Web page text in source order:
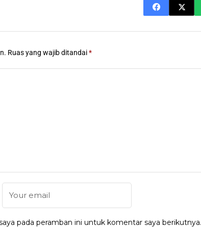
Ruas yang wajib ditandai*
pada peramban ini untuk komentar saya berikutnya.